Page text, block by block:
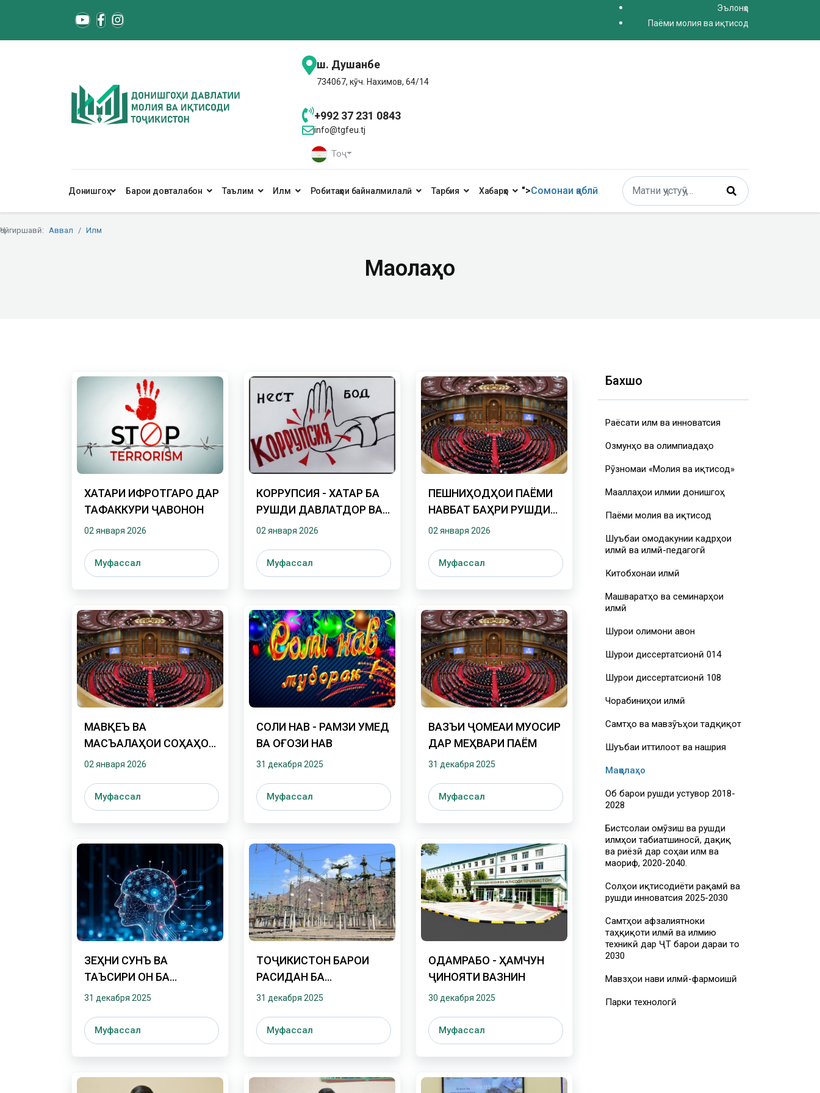
Эълонҳо
Паёми молия ва иқтисод
ш. Душанбе
734067, кӯч. Нахимов, 64/14
+992 37 231 0843
info@tgfeu.tj
Тоҷ
Донишгоҳ Барои довталабон Таълим Илм Робитаҳои байналмилалӣ Тарбия Хабарҳо ">Сомонаи қаблӣ
Поиск
Type 2 or more characters for results.
Ҷойгиршавӣ: Аввал Илм
Мақолаҳо
ХАТАРИ ИФРОТГАРОӢ ДАР
ТАФАККУРИ ҶАВОНОН
02 января 2026
Муфассал
КОРРУПСИЯ - ХАТАР БА
РУШДИ ДАВЛАТДОРӢ ВА
АДОЛАТИ ИҶТИМОӢ
02 января 2026
Муфассал
ПЕШНИҲОДҲОИ ПАЁМИ
НАВБАТӢ БАҲРИ РУШДИ
УСТУВОР
02 января 2026
Муфассал
МАВҚЕЪ ВА
МАСЪАЛАҲОИ СОҲАҲОИ
ЭНЕРГЕТИКА, САНОАТ ВА
02 января 2026
Муфассал
СОЛИ НАВ - РАМЗИ УМЕД
ВА ОҒОЗИ НАВ
31 декабря 2025
Муфассал
ВАЗЪИ ҶОМЕАИ МУОСИР
ДАР МЕҲВАРИ ПАЁМ
31 декабря 2025
Муфассал
ЗЕҲНИ СУНЪӢ ВА
ТАЪСИРИ ОН БА
ЗИНДАГИИ ҲАРРӮЗАИ
31 декабря 2025
Муфассал
ТОҶИКИСТОН БАРОИ
РАСИДАН БА
ИСТИҚЛОЛИ ЭНЕРГЕТИКӢ
31 декабря 2025
Муфассал
ОДАМРАБОӢ - ҲАМЧУН
ҶИНОЯТИ ВАЗНИН
30 декабря 2025
Муфассал
Бахшҳо
Раёсати илм ва инноватсия
Озмунҳо ва олимпиадаҳо
Рӯзномаи «Молия ва иқтисод»
Маҷаллаҳои илмии донишгоҳ
Паёми молия ва иқтисод
Шуъбаи омодакунии кадрҳои
илмӣ ва илмӣ-педагогӣ
Китобхонаи илмӣ
Машваратҳо ва семинарҳои
илмӣ
Шурои олимони ҷавон
Шурои диссертатсионӣ 014
Шурои диссертатсионӣ 108
Чорабиниҳои илмӣ
Самтҳо ва мавзӯъҳои тадқиқот
Шуъбаи иттилоот ва нашрия
Мақолаҳо
Об барои рушди устувор 2018-
2028
Бистсолаи омӯзиш ва рушди
илмҳои табиатшиносӣ, дақиқ
ва риёзӣ дар соҳаи илм ва
маориф, 2020-2040.
Солҳои иқтисодиёти рақамӣ ва
рушди инноватсия 2025-2030
Самтҳои афзалиятноки
таҳқиқоти илмӣ ва илмию
техникӣ дар ҶТ барои дараи то
2030
Мавзҳои нави илмӣ-фармоишӣ
Парки технологӣ